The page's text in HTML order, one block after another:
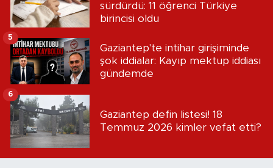
sürdürdü: 11 öğrenci Türkiye
birincisi oldu
Gaziantep'te intihar girişiminde
şok iddialar: Kayıp mektup iddiası
gündemde
5
Gaziantep defin listesi! 18
Temmuz 2026 kimler vefat etti?
6